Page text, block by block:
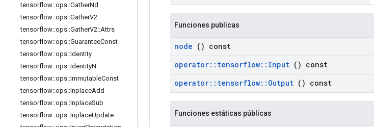
tensorflow::ops::GatherNd
tensorflow::ops::GatherV2
tensorflow::ops::GatherV2::Attrs
tensorflow::ops::GuaranteeConst
tensorflow::ops::Identity
tensorflow::ops::IdentityN
tensorflow::ops::ImmutableConst
tensorflow::ops::InplaceAdd
tensorflow::ops::InplaceSub
tensorflow::ops::InplaceUpdate
Funciones publicas
node () const
operator:: tensorflow:: Input () const
operator:: tensorflow:: Output () const
Funciones estáticas públicas